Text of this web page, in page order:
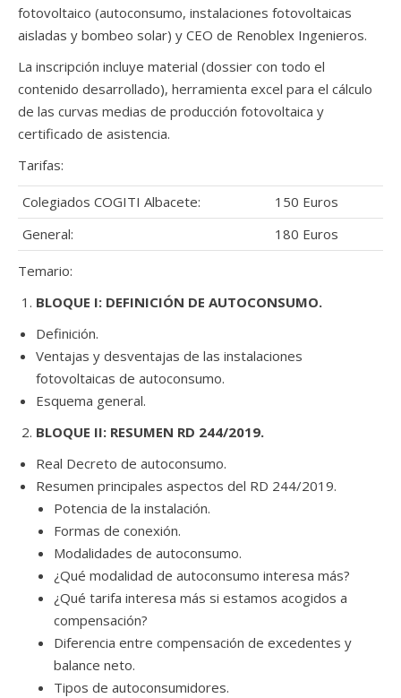
fotovoltaico (autoconsumo, instalaciones fotovoltaicas
aisladas y bombeo solar) y CEO de Renoblex Ingenieros.
La inscripción incluye material (dossier con todo el
contenido desarrollado), herramienta excel para el cálculo
de las curvas medias de producción fotovoltaica y
certificado de asistencia.
Tarifas:
Colegiados COGITI Albacete:
150 Euros
General:
180 Euros
Temario:
BLOQUE I: DEFINICIÓN DE AUTOCONSUMO.
Definición.
Ventajas y desventajas de las instalaciones
fotovoltaicas de autoconsumo.
Esquema general.
BLOQUE II: RESUMEN RD 244/2019.
Real Decreto de autoconsumo.
Resumen principales aspectos del RD 244/2019.
Potencia de la instalación.
Formas de conexión.
Modalidades de autoconsumo.
¿Qué modalidad de autoconsumo interesa más?
¿Qué tarifa interesa más si estamos acogidos a
compensación?
Diferencia entre compensación de excedentes y
balance neto.
Tipos de autoconsumidores.